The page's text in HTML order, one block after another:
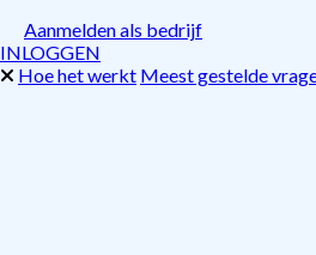
Aanmelden als bedrijf
INLOGGEN
Hoe het werkt Meest gestelde